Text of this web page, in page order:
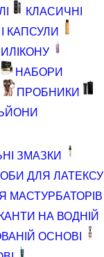
КЛАСИЧНІ
КАПСУЛИ
НАБОРИ
ПРОБНИКИ
ЗМАЗКИ
ДЛЯ ЛАТЕКСУ
МАСТУРБАТОРІВ
НА ВОДНІЙ
ОСНОВІ